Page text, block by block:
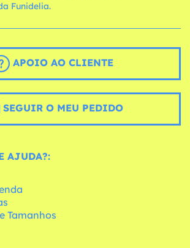
Funidelia.
APOIO AO CLIENTE
SEGUIR O MEU PEDIDO
AJUDA?:
Tamanhos